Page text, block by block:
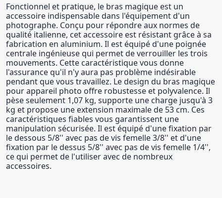
Fonctionnel et pratique, le bras magique est un
accessoire indispensable dans l'équipement d'un
photographe. Conçu pour répondre aux normes de
qualité italienne, cet accessoire est résistant grâce à sa
fabrication en aluminium. Il est équipé d'une poignée
centrale ingénieuse qui permet de verrouiller les trois
mouvements. Cette caractéristique vous donne
l'assurance qu'il n'y aura pas problème indésirable
pendant que vous travaillez. Le design du bras magique
pour appareil photo offre robustesse et polyvalence. Il
pèse seulement 1,07 kg, supporte une charge jusqu'à 3
kg et propose une extension maximale de 53 cm. Ces
caractéristiques fiables vous garantissent une
manipulation sécurisée. Il est équipé d'une fixation par
le dessous 5/8'' avec pas de vis femelle 3/8'' et d'une
fixation par le dessus 5/8'' avec pas de vis femelle 1/4'',
ce qui permet de l'utiliser avec de nombreux
accessoires.